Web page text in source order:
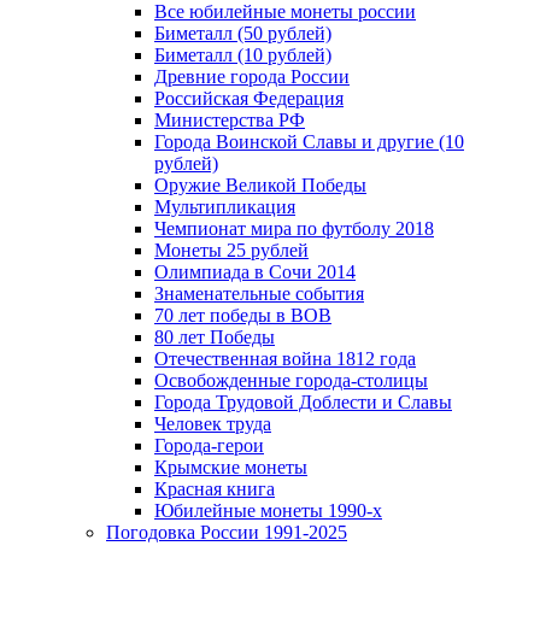
Все юбилейные монеты россии
Биметалл (50 рублей)
Биметалл (10 рублей)
Древние города России
Российская Федерация
Министерства РФ
Города Воинской Славы и другие (10
рублей)
Оружие Великой Победы
Мультипликация
Чемпионат мира по футболу 2018
Монеты 25 рублей
Олимпиада в Сочи 2014
Знаменательные события
70 лет победы в ВОВ
80 лет Победы
Отечественная война 1812 года
Освобожденные города-столицы
Города Трудовой Доблести и Славы
Человек труда
Города-герои
Крымские монеты
Красная книга
Юбилейные монеты 1990-х
Погодовка России 1991-2025